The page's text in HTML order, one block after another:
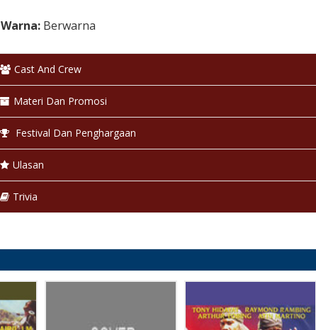
Warna: Berwarna
Cast And Crew
Materi Dan Promosi
Festival Dan Penghargaan
Ulasan
Trivia